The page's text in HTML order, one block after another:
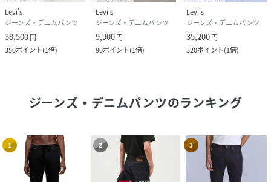
Levi's
ジーンズ・デニムパンツ
38,500円
350ポイント(1倍)
Levi's
ジーンズ・デニムパンツ
9,900円
90ポイント(1倍)
Levi's
ジーンズ・デニムパンツ
35,200円
320ポイント(1倍)
ジーンズ・デニムパンツのランキング
1 2 3